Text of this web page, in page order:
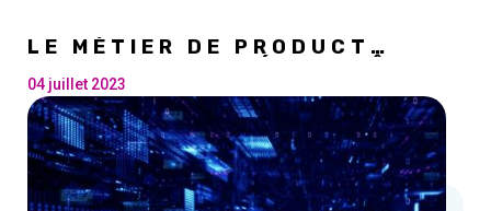
LE MÉTIER DE PRODUCT
POUR L'INNOVATION ET LE
SUCCÈS DES ENTREPRISES
04 juillet 2023